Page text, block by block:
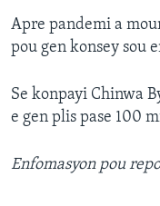
Apre pandemi a
pou gen konsey sou
Se konpayi Chinwa
e gen plis pase 100
Enfomasyon pou